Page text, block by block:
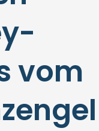
vom